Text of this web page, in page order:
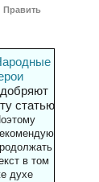
Править
статью
в том
духе